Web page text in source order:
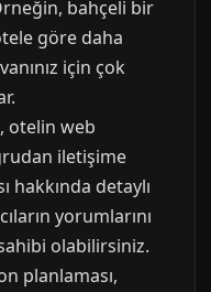
bahçeli bir
göre daha
için çok
otelin web
iletişime
hakkında detaylı
yorumlarını
olabilirsiniz.
planlaması,